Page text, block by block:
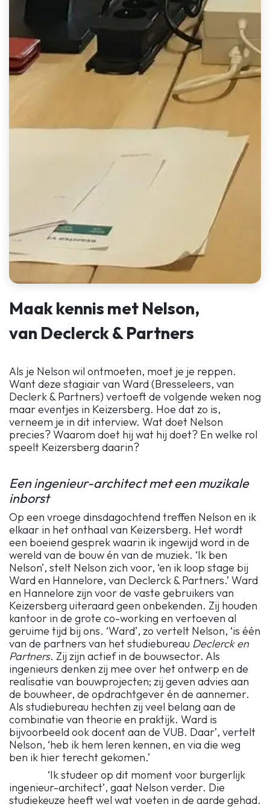
Maak kennis met Nelson,
van Declerck & Partners
Als je Nelson wil ontmoeten, moet je je reppen.
Want deze stagiair van Ward (Bresseleers, van
Declerk & Partners) vertoeft de volgende weken nog
maar eventjes in Keizersberg. Hoe dat zo is,
verneem je in dit interview. Wat doet Nelson
precies? Waarom doet hij wat hij doet? En welke rol
speelt Keizersberg daarin?
Een ingenieur-architect met een muzikale
inborst
Op een vroege dinsdagochtend treffen Nelson en ik
elkaar in het onthaal van Keizersberg. Het wordt
een boeiend gesprek waarin ik ingewijd word in de
wereld van de bouw én van de muziek. ‘Ik ben
Nelson’, stelt Nelson zich voor, ‘en ik loop stage bij
Ward en Hannelore, van Declerck & Partners.’ Ward
en Hannelore zijn voor de vaste gebruikers van
Keizersberg uiteraard geen onbekenden. Zij houden
kantoor in de grote co-working en vertoeven al
geruime tijd bij ons. ‘Ward’, zo vertelt Nelson, ‘is één
van de partners van het studiebureau Declerck en
Partners. Zij zijn actief in de bouwsector. Als
ingenieurs denken zij mee over het ontwerp en de
realisatie van bouwprojecten; zij geven advies aan
de bouwheer, de opdrachtgever én de aannemer.
Als studiebureau hechten zij veel belang aan de
combinatie van theorie en praktijk. Ward is
bijvoorbeeld ook docent aan de VUB. Daar’, vertelt
Nelson, ‘heb ik hem leren kennen, en via die weg
ben ik hier terecht gekomen.’
‘Ik studeer op dit moment voor burgerlijk
ingenieur-architect’, gaat Nelson verder. Die
studiekeuze heeft wel wat voeten in de aarde gehad.